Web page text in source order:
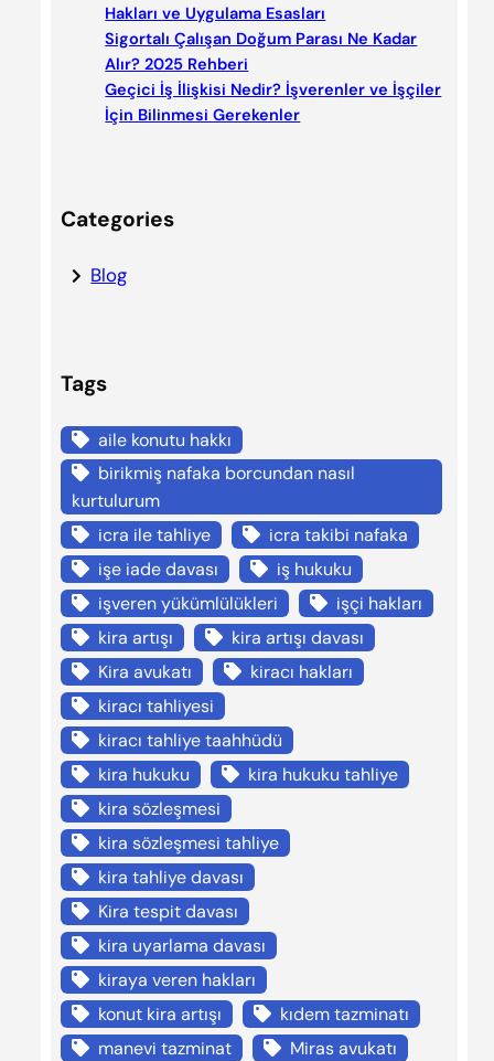
Hakları ve Uygulama Esasları
Sigortalı Çalışan Doğum Parası Ne Kadar
Alır? 2025 Rehberi
Geçici İş İlişkisi Nedir? İşverenler ve İşçiler
İçin Bilinmesi Gerekenler
Categories
Blog
Tags
aile konutu hakkı
birikmiş nafaka borcundan nasıl
kurtulurum
icra ile tahliye
icra takibi nafaka
işe iade davası
iş hukuku
işveren yükümlülükleri
işçi hakları
kira artışı
kira artışı davası
Kira avukatı
kiracı hakları
kiracı tahliyesi
kiracı tahliye taahhüdü
kira hukuku
kira hukuku tahliye
kira sözleşmesi
kira sözleşmesi tahliye
kira tahliye davası
Kira tespit davası
kira uyarlama davası
kiraya veren hakları
konut kira artışı
kıdem tazminatı
manevi tazminat
Miras avukatı